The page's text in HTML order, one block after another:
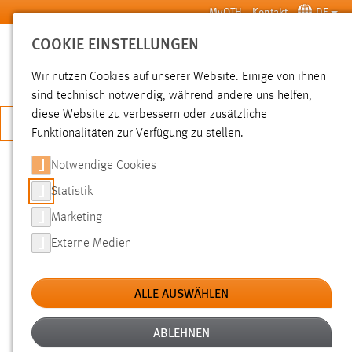
Zum Hauptinhalt springen MyOTH Kontakt DE
SUCHE
JETZT BEWERBEN
Hochschule Aktuelles News der OTH Amberg-Weiden
RUNNING SNAIL RACING TEAM:
NEUAUFNAHMEN
04.10.2010
Das Running Snail Racing Team der HAW
sucht nach seiner bislang erfolgreichsten
COOKIE EINSTELLUNGEN
Wir nutzen Cookies auf unserer Website. Einige von ihnen
sind technisch notwendig, während andere uns helfen,
diese Website zu verbessern oder zusätzliche
Funktionalitäten zur Verfügung zu stellen.
Notwendige Cookies
Statistik
Marketing
Externe Medien
ALLE AUSWÄHLEN
ABLEHNEN